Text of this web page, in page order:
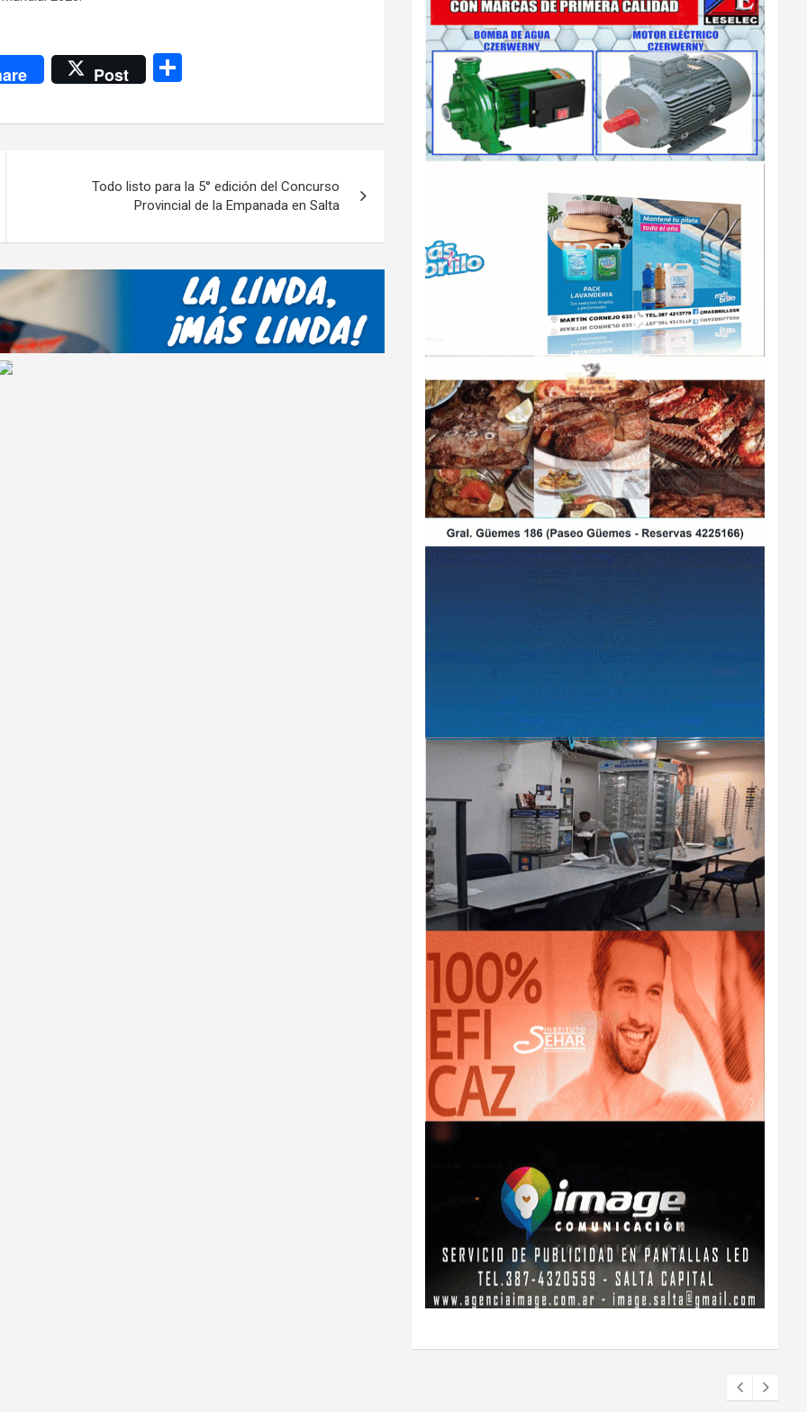
Post
m
ar
tir
Todo listo para la 5° edición del Concurso
Provincial de la Empanada en Salta